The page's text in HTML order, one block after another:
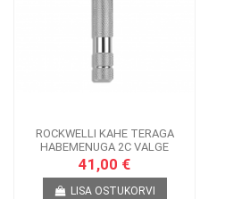
ROCKWELLI KAHE TERAGA
HABEMENUGA 2C VALGE
41,00 €
LISA OSTUKORVI